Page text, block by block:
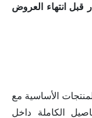
انتهاء العروض
الأساسية مع
الكاملة داخل